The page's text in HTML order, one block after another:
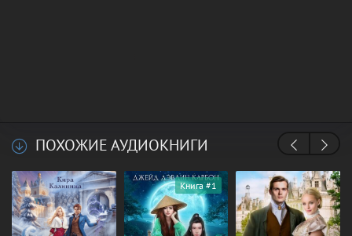
ПОХОЖИЕ АУДИОКНИГИ
Книга #1